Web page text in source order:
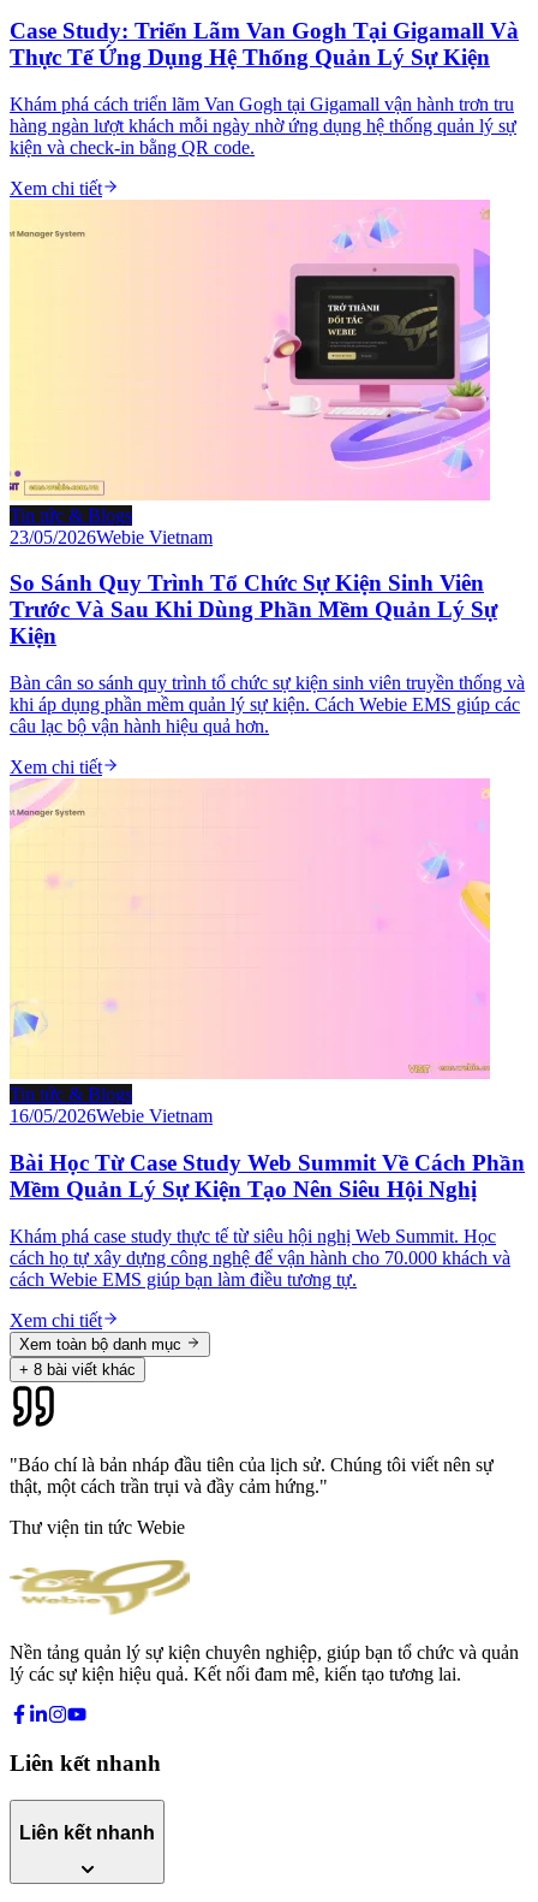
Case Study: Triển Lãm Van Gogh Tại Gigamall Và
Thực Tế Ứng Dụng Hệ Thống Quản Lý Sự Kiện
Khám phá cách triển lãm Van Gogh tại Gigamall vận hành trơn tru
hàng ngàn lượt khách mỗi ngày nhờ ứng dụng hệ thống quản lý sự
kiện và check-in bằng QR code.
Xem chi tiết
Tin tức & Blogs
23/05/2026Webie Vietnam
So Sánh Quy Trình Tổ Chức Sự Kiện Sinh Viên
Trước Và Sau Khi Dùng Phần Mềm Quản Lý Sự
Kiện
Bàn cân so sánh quy trình tổ chức sự kiện sinh viên truyền thống và
khi áp dụng phần mềm quản lý sự kiện. Cách Webie EMS giúp các
câu lạc bộ vận hành hiệu quả hơn.
Xem chi tiết
Tin tức & Blogs
16/05/2026Webie Vietnam
Bài Học Từ Case Study Web Summit Về Cách Phần
Mềm Quản Lý Sự Kiện Tạo Nên Siêu Hội Nghị
Khám phá case study thực tế từ siêu hội nghị Web Summit. Học
cách họ tự xây dựng công nghệ để vận hành cho 70.000 khách và
cách Webie EMS giúp bạn làm điều tương tự.
Xem chi tiết
Xem toàn bộ danh mục
+ 8 bài viết khác
"Báo chí là bản nháp đầu tiên của lịch sử. Chúng tôi viết nên sự
thật, một cách trần trụi và đầy cảm hứng."
Thư viện tin tức Webie
Nền tảng quản lý sự kiện chuyên nghiệp, giúp bạn tổ chức và quản
lý các sự kiện hiệu quả. Kết nối đam mê, kiến tạo tương lai.
Liên kết nhanh
Liên kết nhanh